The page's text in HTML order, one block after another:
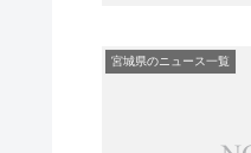
宮城県のニュース一覧